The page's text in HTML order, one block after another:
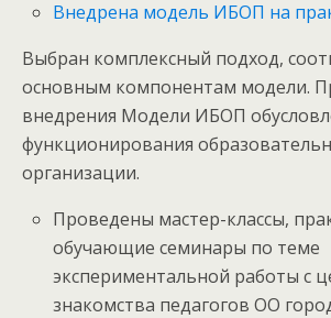
Внедрена модель ИБОП на
Выбран комплексный подход,
основным компонентам модели.
внедрения Модели ИБОП
функционирования
организации.
Проведены мастер-классы,
обучающие семинары по теме
экспериментальной работы с
знакомства педагогов ОО